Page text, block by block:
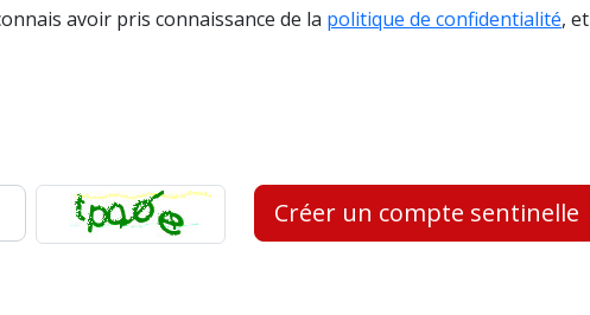
avoir pris connaissance de la politique de confidentialité, et
Créer un compte sentinelle